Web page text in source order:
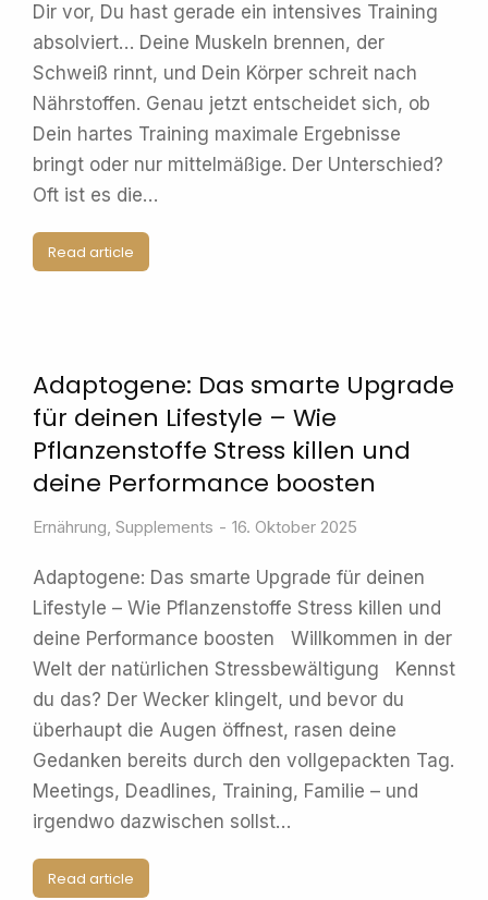
Dir vor, Du hast gerade ein intensives Training
absolviert… Deine Muskeln brennen, der
Schweiß rinnt, und Dein Körper schreit nach
Nährstoffen. Genau jetzt entscheidet sich, ob
Dein hartes Training maximale Ergebnisse
bringt oder nur mittelmäßige. Der Unterschied?
Oft ist es die…
Read article
Adaptogene: Das smarte Upgrade
für deinen Lifestyle – Wie
Pflanzenstoffe Stress killen und
deine Performance boosten
Ernährung, Supplements 16. Oktober 2025
Adaptogene: Das smarte Upgrade für deinen
Lifestyle – Wie Pflanzenstoffe Stress killen und
deine Performance boosten Willkommen in der
Welt der natürlichen Stressbewältigung Kennst
du das? Der Wecker klingelt, und bevor du
überhaupt die Augen öffnest, rasen deine
Gedanken bereits durch den vollgepackten Tag.
Meetings, Deadlines, Training, Familie – und
irgendwo dazwischen sollst…
Read article